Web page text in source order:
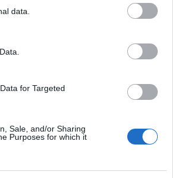
data.
for Targeted
Sale, and/or Sharing
Purposes for which it
attimi di